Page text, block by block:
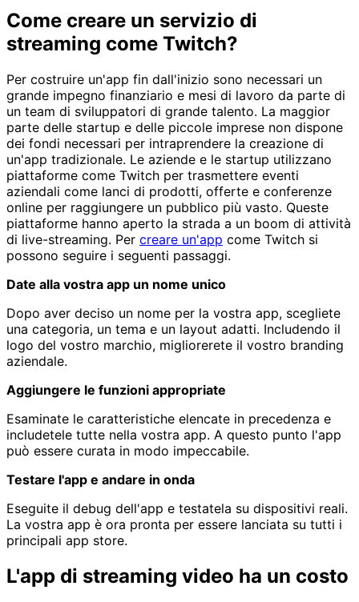
Come creare un servizio di
streaming come Twitch?
Per costruire un'app fin dall'inizio sono necessari un
grande impegno finanziario e mesi di lavoro da parte di
un team di sviluppatori di grande talento. La maggior
parte delle startup e delle piccole imprese non dispone
dei fondi necessari per intraprendere la creazione di
un'app tradizionale. Le aziende e le startup utilizzano
piattaforme come Twitch per trasmettere eventi
aziendali come lanci di prodotti, offerte e conferenze
online per raggiungere un pubblico più vasto. Queste
piattaforme hanno aperto la strada a un boom di attività
di live-streaming. Per creare un'app come Twitch si
possono seguire i seguenti passaggi.
Date alla vostra app un nome unico
Dopo aver deciso un nome per la vostra app, scegliete
una categoria, un tema e un layout adatti. Includendo il
logo del vostro marchio, migliorerete il vostro branding
aziendale.
Aggiungere le funzioni appropriate
Esaminate le caratteristiche elencate in precedenza e
includetele tutte nella vostra app. A questo punto l'app
può essere curata in modo impeccabile.
Testare l'app e andare in onda
Eseguite il debug dell'app e testatela su dispositivi reali.
La vostra app è ora pronta per essere lanciata su tutti i
principali app store.
L'app di streaming video ha un costo